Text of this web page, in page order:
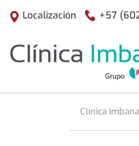
Localización +57
Clínica